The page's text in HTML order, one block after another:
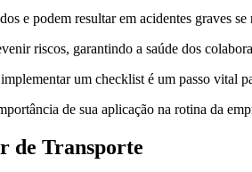
e podem resultar em acidentes graves
riscos, garantindo a saúde dos
um checklist é um passo vital
de sua aplicação na rotina da
de Transporte